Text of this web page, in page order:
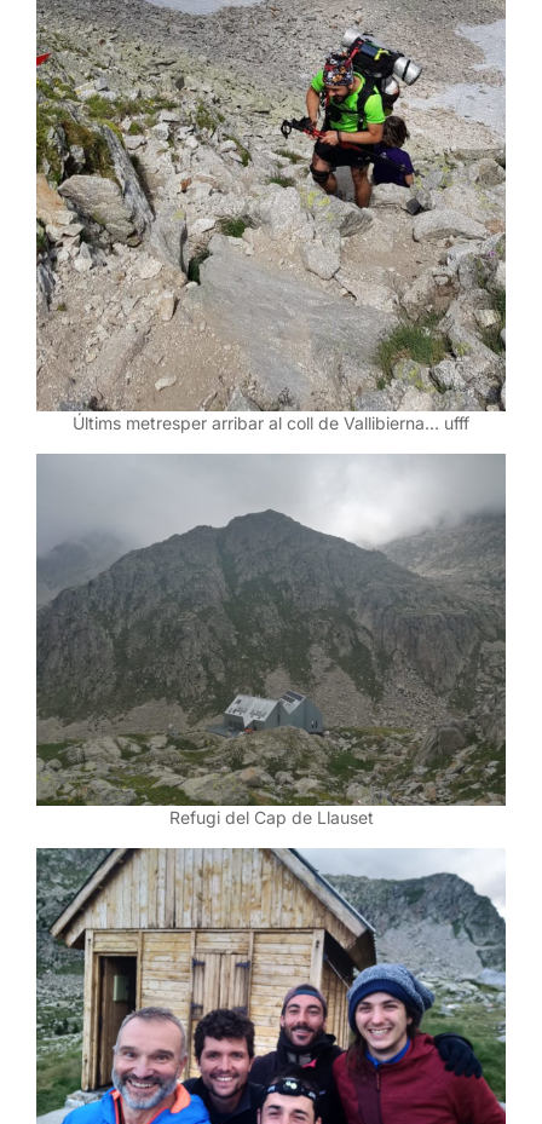
Últims metresper arribar al coll de Vallibierna… ufff
Refugi del Cap de Llauset